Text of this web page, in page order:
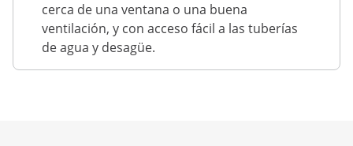
cerca de una ventana o una buena
ventilación, y con acceso fácil a las tuberías
de agua y desagüe.